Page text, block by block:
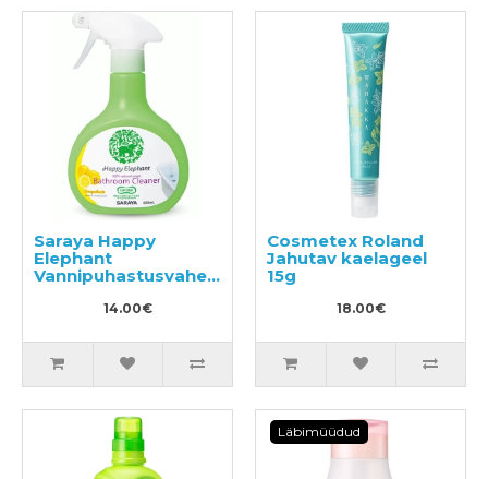
Saraya Happy
Elephant
Vannipuhastusvahend
14.00€
Cosmetex Roland
Jahutav kaelageel
15g
18.00€
Läbimüüdud